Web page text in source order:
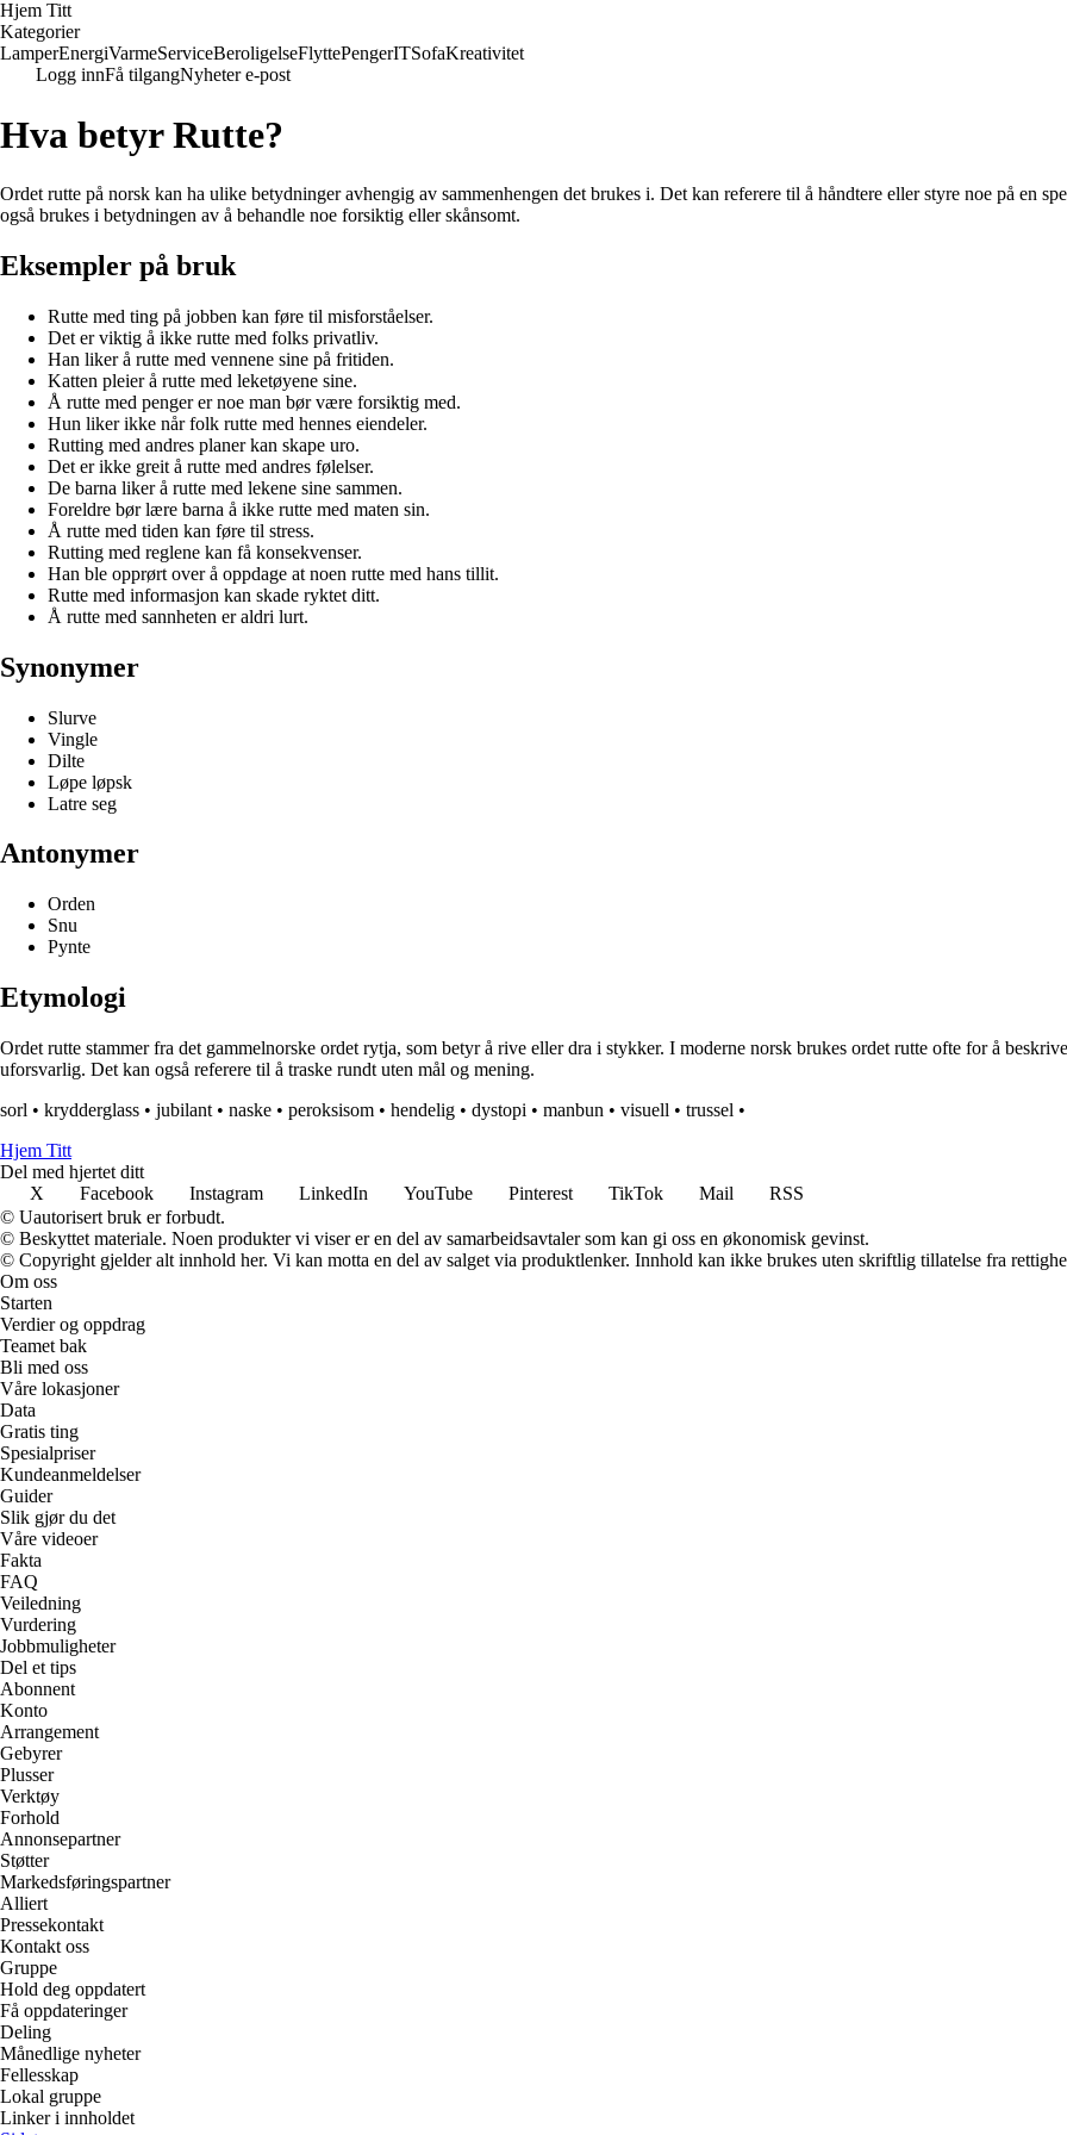
Hjem Titt
Kategorier
LamperEnergiVarmeServiceBeroligelseFlyttePengerITSofaKreativitet
Logg innFå tilgangNyheter e-post
Hva betyr Rutte?
Ordet rutte på norsk kan ha ulike betydninger avhengig av sammenhengen det brukes i. Det kan referere til å håndtere eller styre noe på en
også brukes i betydningen av å behandle noe forsiktig eller skånsomt.
Eksempler på bruk
Rutte med ting på jobben kan føre til misforståelser.
Det er viktig å ikke rutte med folks privatliv.
Han liker å rutte med vennene sine på fritiden.
Katten pleier å rutte med leketøyene sine.
Å rutte med penger er noe man bør være forsiktig med.
Hun liker ikke når folk rutte med hennes eiendeler.
Rutting med andres planer kan skape uro.
Det er ikke greit å rutte med andres følelser.
De barna liker å rutte med lekene sine sammen.
Foreldre bør lære barna å ikke rutte med maten sin.
Å rutte med tiden kan føre til stress.
Rutting med reglene kan få konsekvenser.
Han ble opprørt over å oppdage at noen rutte med hans tillit.
Rutte med informasjon kan skade ryktet ditt.
Å rutte med sannheten er aldri lurt.
Synonymer
Slurve
Vingle
Dilte
Løpe løpsk
Latre seg
Antonymer
Orden
Snu
Pynte
Etymologi
Ordet rutte stammer fra det gammelnorske ordet rytja, som betyr å rive eller dra i stykker. I moderne norsk brukes ordet rutte ofte for å
uforsvarlig. Det kan også referere til å traske rundt uten mål og mening.
sorl • krydderglass • jubilant • naske • peroksisom • hendelig • dystopi • manbun • visuell • trussel •
Hjem Titt
Del med hjertet ditt
X
Facebook Instagram LinkedIn YouTube Pinterest TikTok Mail
RSS
© Uautorisert bruk er forbudt.
© Beskyttet materiale. Noen produkter vi viser er en del av samarbeidsavtaler som kan gi oss en økonomisk gevinst.
© Copyright gjelder alt innhold her. Vi kan motta en del av salget via produktlenker. Innhold kan ikke brukes uten skriftlig tillatelse fra
Om oss
Starten
Verdier og oppdrag
Teamet bak
Bli med oss
Våre lokasjoner
Data
Gratis ting
Spesialpriser
Kundeanmeldelser
Guider
Slik gjør du det
Våre videoer
Fakta
FAQ
Veiledning
Vurdering
Jobbmuligheter
Del et tips
Abonnent
Konto
Arrangement
Gebyrer
Plusser
Verktøy
Forhold
Annonsepartner
Støtter
Markedsføringspartner
Alliert
Pressekontakt
Kontakt oss
Gruppe
Hold deg oppdatert
Få oppdateringer
Deling
Månedlige nyheter
Fellesskap
Lokal gruppe
Linker i innholdet